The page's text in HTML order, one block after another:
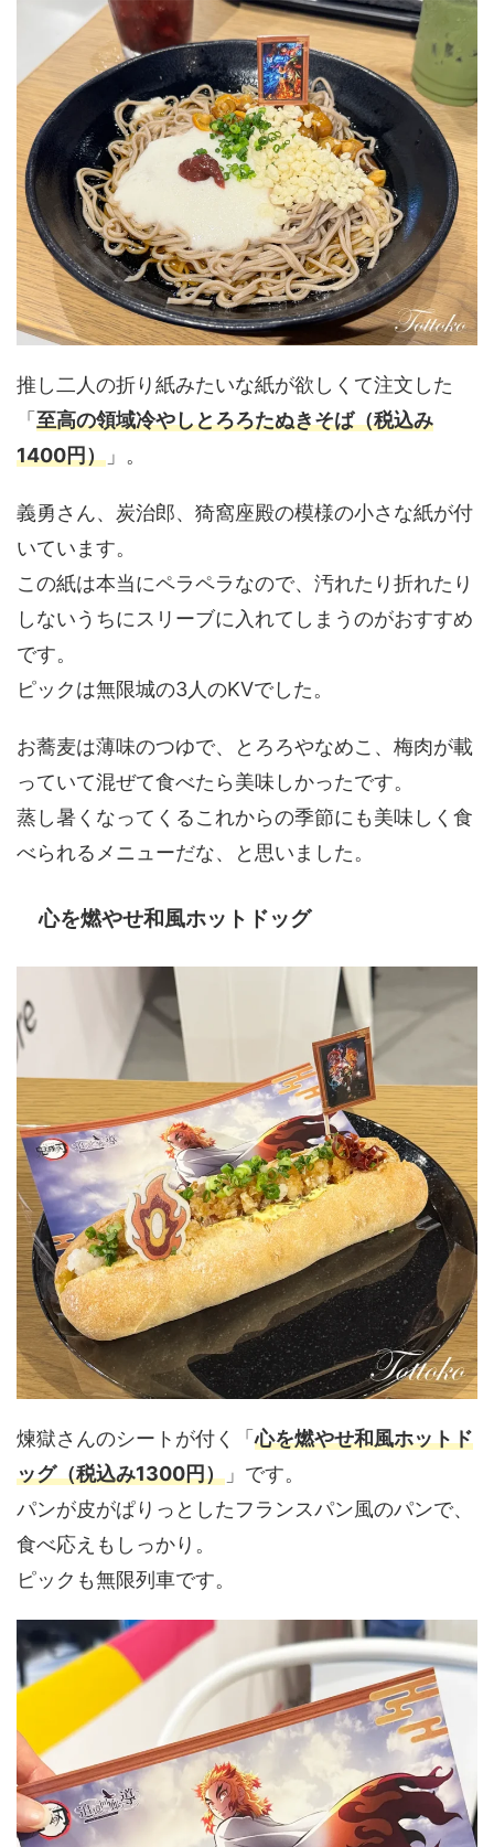
推し二人の折り紙みたいな紙が欲しくて注文した
「 至高の領域冷やしとろろたぬきそば（税込み
1400円） 」。
義勇さん、炭治郎、猗窩座殿の模様の小さな紙が付
いています。
この紙は本当にペラペラなので、汚れたり折れたり
しないうちにスリーブに入れてしまうのがおすすめ
です。
ピックは無限城の3人のKVでした。
お蕎麦は薄味のつゆで、とろろやなめこ、梅肉が載
っていて混ぜて食べたら美味しかったです。
蒸し暑くなってくるこれからの季節にも美味しく食
べられるメニューだな、と思いました。
心を燃やせ和風ホットドッグ
煉獄さんのシートが付く「心を燃やせ和風ホットド
ッグ（税込み1300円） 」です。
パンが皮がぱりっとしたフランスパン風のパンで、
食べ応えもしっかり。
ピックも無限列車です。